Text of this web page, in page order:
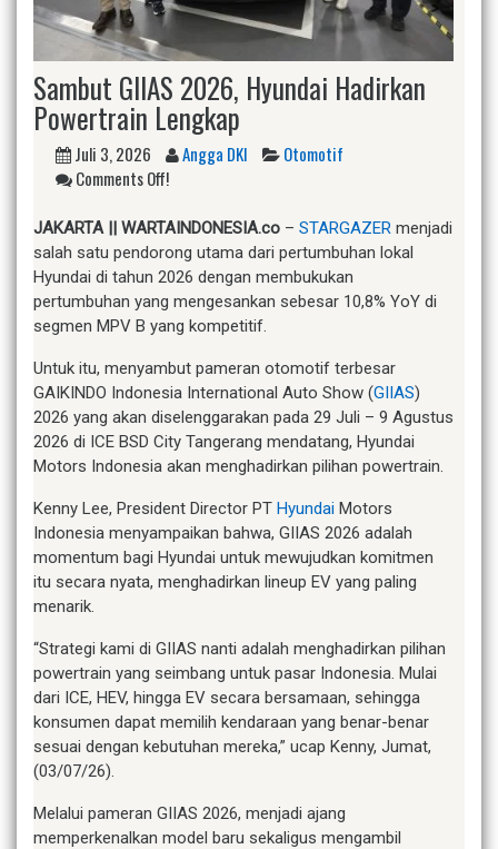
Sambut GIIAS 2026, Hyundai Hadirkan
Powertrain Lengkap
Juli 3, 2026 Angga DKI
Otomotif
Comments Off!
JAKARTA || WARTAINDONESIA.co – STARGAZER menjadi
salah satu pendorong utama dari pertumbuhan lokal
Hyundai di tahun 2026 dengan membukukan
pertumbuhan yang mengesankan sebesar 10,8% YoY di
segmen MPV B yang kompetitif.
Untuk itu, menyambut pameran otomotif terbesar
GAIKINDO Indonesia International Auto Show (GIIAS)
2026 yang akan diselenggarakan pada 29 Juli – 9 Agustus
2026 di ICE BSD City Tangerang mendatang, Hyundai
Motors Indonesia akan menghadirkan pilihan powertrain.
Kenny Lee, President Director PT Hyundai Motors
Indonesia menyampaikan bahwa, GIIAS 2026 adalah
momentum bagi Hyundai untuk mewujudkan komitmen
itu secara nyata, menghadirkan lineup EV yang paling
menarik.
“Strategi kami di GIIAS nanti adalah menghadirkan pilihan
powertrain yang seimbang untuk pasar Indonesia. Mulai
dari ICE, HEV, hingga EV secara bersamaan, sehingga
konsumen dapat memilih kendaraan yang benar-benar
sesuai dengan kebutuhan mereka,” ucap Kenny, Jumat,
(03/07/26).
Melalui pameran GIIAS 2026, menjadi ajang
memperkenalkan model baru sekaligus mengambil